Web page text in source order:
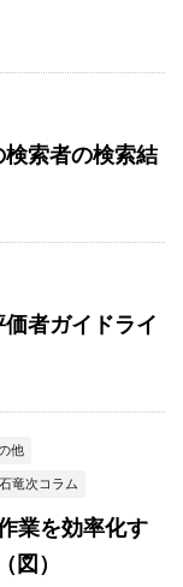
索者の検索結
者ガイドライ
他
竜次コラム
業を効率化す
図）